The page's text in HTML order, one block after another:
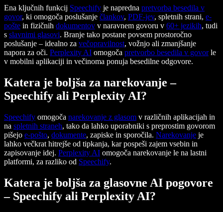
Ena ključnih funkcij Speechify je napredna pretvorba besedila v
govor, ki omogoča poslušanje člankov, PDF-jev, spletnih strani, e-
pošte in fizičnih dokumentov v naravnem govoru v 60+ jezikih, tudi
s slavnimi glasovi. Branje tako postane povsem prostoročno
poslušanje – idealno za večopravilnost, vožnjo ali zmanjšanje
napora za oči. Perplexity AI omogoča pretvorbo besedila v govorle
v mobilni aplikaciji in večinoma ponuja besedilne odgovore.
Katera je boljša za narekovanje –
Speechify ali Perplexity AI?
Speechify omogoča narekovanje z glasom v različnih aplikacijah in
na spletnih straneh, tako da lahko uporabniki s preprostim govorom
pišejo e-pošto, dokumente, zapiske in sporočila. Narekovanje je
lahko večkrat hitrejše od tipkanja, kar pospeši zajem vsebin in
zapisovanje idej. Perplexity AI omogoča narekovanje le na lastni
platformi, za razliko od Speechify.
Katera je boljša za glasovne AI pogovore
– Speechify ali Perplexity AI?